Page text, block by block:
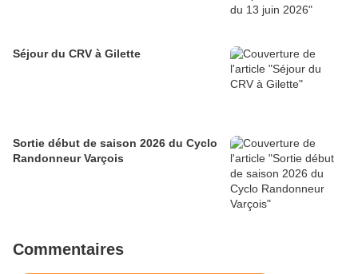
Séjour du CRV à Gilette
Sortie début de saison 2026 du Cyclo
Randonneur Varçois
Commentaires